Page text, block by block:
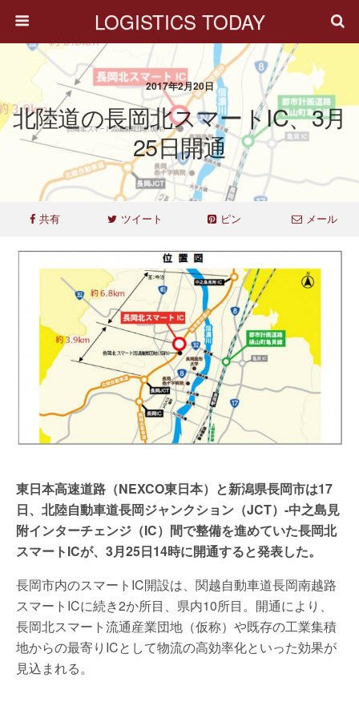
LOGISTICS TODAY
2017年2月20日
北陸道の長岡北スマートIC、3月
25日開通
共有 ツイート ピン メール
東日本高速道路（NEXCO東日本）と新潟県長岡市は17
日、北陸自動車道長岡ジャンクション（JCT）-中之島見
附インターチェンジ（IC）間で整備を進めていた長岡北
スマートICが、3月25日14時に開通すると発表した。
長岡市内のスマートIC開設は、関越自動車道長岡南越路
スマートICに続き2か所目、県内10所目。開通により、
長岡北スマート流通産業団地（仮称）や既存の工業集積
地からの最寄りICとして物流の高効率化といった効果が
見込まれる。